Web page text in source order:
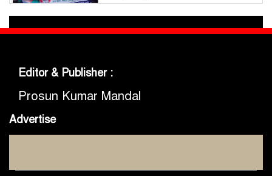
গোবিপ্রবিতে জুলাই গণঅভ্যুত্থান দিবস
উদযাপন
নিষিদ্ধ চায়না দুয়ারী জাল জব্দ, আগুনে
ধ্বংস
মুকসুদপুরে ‘রক্তাক্ত জুলাই’ শীর্ষক
Editor & Publisher :
Prosun Kumar Mandal
Advertise